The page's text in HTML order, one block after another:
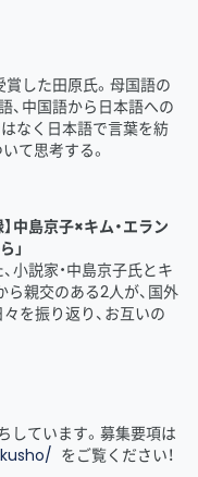
賞した田原氏。母国語の
、中国語から日本語への
なく日本語で言葉を紡
て思考する。
中島京子×キム・エラン
」
小説家・中島京子氏とキ
ら親交のある2人が、国外
を振り返り、お互いの
しています。募集要項は
をご覧ください！